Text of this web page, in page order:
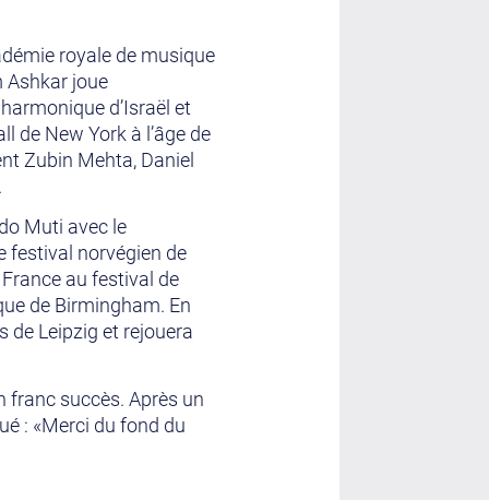
royale de musique
Ashkar joue
d’Israël et
de New York à l’âge de
Zubin Mehta, Daniel
Muti avec le
festival norvégien de
au festival de
de Birmingham. En
de Leipzig et rejouera
franc succès. Après un
: «Merci du fond du